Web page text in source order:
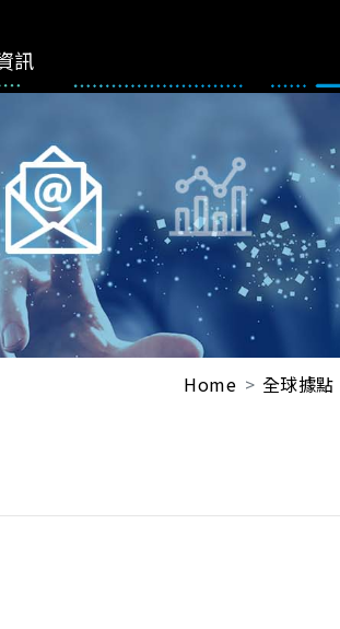
訊
Home 全球據點